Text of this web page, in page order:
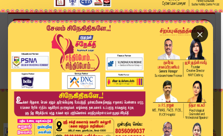
×
Home
வீடியோ ஸ்டோரி
காஞ்சிபுரம் SIPCOT–ல் புதிய கண்ணாடி தொழிற்சாலை ...